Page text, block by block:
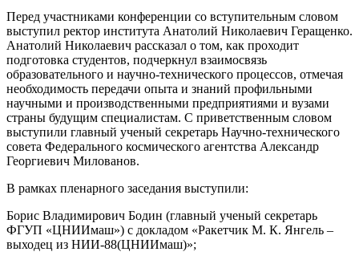
Перед участниками конференции со вступительным словом
выступил ректор института Анатолий Николаевич Геращенко.
Анатолий Николаевич рассказал о том, как проходит
подготовка студентов, подчеркнул взаимосвязь
образовательного и научно-технического процессов, отмечая
необходимость передачи опыта и знаний профильными
научными и производственными предприятиями и вузами
страны будущим специалистам. С приветственным словом
выступили главный ученый секретарь Научно-технического
совета Федерального космического агентства Александр
Георгиевич Милованов.
В рамках пленарного заседания выступили:
Борис Владимирович Бодин (главный ученый секретарь
ФГУП «ЦНИИмаш») с докладом «Ракетчик М. К. Янгель –
выходец из НИИ-88(ЦНИИмаш)»;